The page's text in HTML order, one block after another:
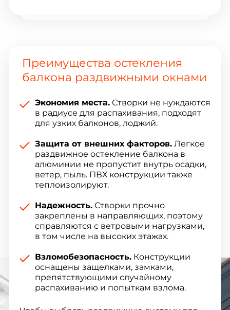
Преимущества остекления
балкона раздвижными окнами
Экономия места.Створки не нуждаются
в радиусе для распахивания, подходят
для узких балконов, лоджий.
Защита от внешних факторов.Легкое
раздвижное остекление балкона в
алюминии не пропустит внутрь осадки,
ветер, пыль. ПВХ конструкции также
теплоизолируют.
Надежность.Створки прочно
закреплены в направляющих, поэтому
справляются с ветровыми нагрузками,
в том числе на высоких этажах.
Взломобезопасность.Конструкции
оснащены защелками, замками,
препятствующими случайному
распахиванию и попыткам взлома.